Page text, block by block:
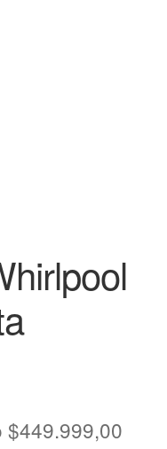
$449.999,00